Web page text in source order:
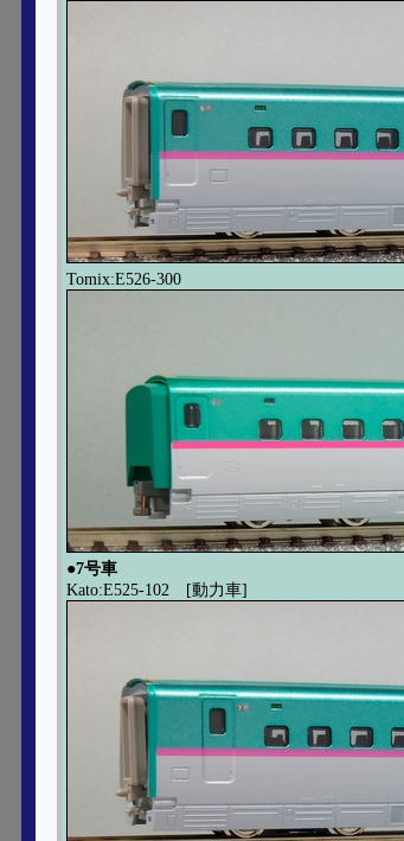
Tomix:E526-300
●7号車
Kato:E525-102 [動力車]